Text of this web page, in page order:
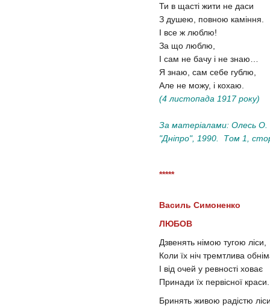
Ти в щасті жити не даси
З душею, повною каміння.
І все ж люблю!
За що люблю,
І сам не бачу і не знаю…
Я знаю, сам себе гублю,
Але не можу, і кохаю.
(4 листопада 1917 року)
За матеріалами: Олесь О.
"Дніпро", 1990. Том 1,
*****
Василь Симоненко
ЛЮБОВ
Дзвенять німою тугою ліси,
Коли їх ніч тремтлива
І від очей у ревності ховає
Принади їх первісної краси.
Бринять живою радістю